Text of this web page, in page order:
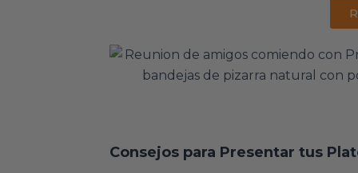
Consejos para Presentar tus